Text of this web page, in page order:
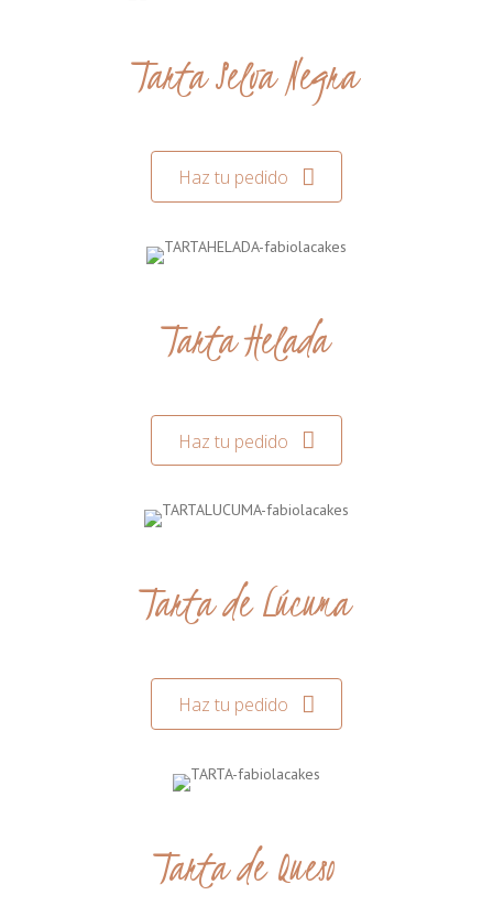
Tarta Selva Negra
Haz tu pedido
Tarta Helada
Haz tu pedido
Tarta de Lúcuma
Haz tu pedido
Tarta de Queso